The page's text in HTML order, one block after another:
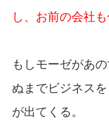
し、お前の会社
もしモーゼがあ
ぬまでビジネス
が出てくる。